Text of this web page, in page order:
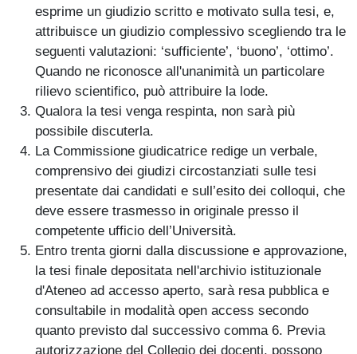
esprime un giudizio scritto e motivato sulla tesi, e,
attribuisce un giudizio complessivo scegliendo tra le
seguenti valutazioni: ‘sufficiente’, ‘buono’, ‘ottimo’.
Quando ne riconosce all'unanimità un particolare
rilievo scientifico, può attribuire la lode.
Qualora la tesi venga respinta, non sarà più
possibile discuterla.
La Commissione giudicatrice redige un verbale,
comprensivo dei giudizi circostanziati sulle tesi
presentate dai candidati e sull’esito dei colloqui, che
deve essere trasmesso in originale presso il
competente ufficio dell’Università.
Entro trenta giorni dalla discussione e approvazione,
la tesi finale depositata nell'archivio istituzionale
d'Ateneo ad accesso aperto, sarà resa pubblica e
consultabile in modalità open access secondo
quanto previsto dal successivo comma 6. Previa
autorizzazione del Collegio dei docenti, possono